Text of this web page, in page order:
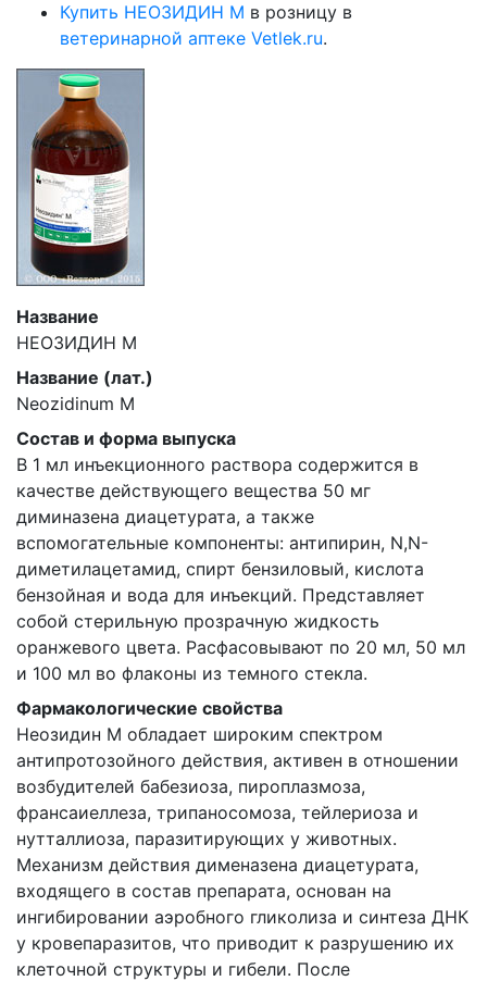
Купить НЕОЗИДИН М в розницу в
ветеринарной аптеке Vetlek.ru.
Название
НЕОЗИДИН М
Название (лат.)
Neozidinum M
Состав и форма выпуска
В 1 мл инъекционного раствора содержится в
качестве действующего вещества 50 мг
диминазена диацетурата, а также
вспомогательные компоненты: антипирин, N,N-
диметилацетамид, спирт бензиловый, кислота
бензойная и вода для инъекций. Представляет
собой стерильную прозрачную жидкость
оранжевого цвета. Расфасовывают по 20 мл, 50 мл
и 100 мл во флаконы из темного стекла.
Фармакологические свойства
Неозидин М обладает широким спектром
антипротозойного действия, активен в отношении
возбудителей бабезиоза, пироплазмоза,
франсаиеллеза, трипаносомоза, тейлериоза и
нутталлиоза, паразитирующих у животных.
Механизм действия дименазена диацетурата,
входящего в состав препарата, основан на
ингибировании аэробного гликолиза и синтеза ДНК
у кровепаразитов, что приводит к разрушению их
клеточной структуры и гибели. После